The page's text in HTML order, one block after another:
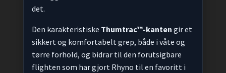
det.
Den karakteristiske Thumtrac™-kanten gir et
sikkert og komfortabelt grep, både i våte og
tørre forhold, og bidrar til den forutsigbare
flighten som har gjort Rhyno til en favoritt i